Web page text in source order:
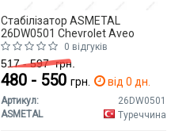
Стабілізатор ASMETAL
26DW0501 Chevrolet Aveo
0 відгуків
517 - 597грн.
480 - 550 грн. від 0 дн.
Артикул:
26DW0501
ASMETAL
Туреччина